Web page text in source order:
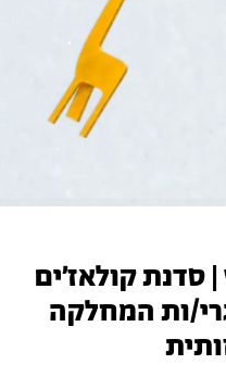
סדנת קולאז׳ים
ות המחלקה